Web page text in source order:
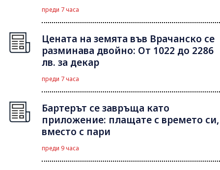
преди 7 часа
Цената на земята във Врачанско се
разминава двойно: От 1022 до 2286
лв. за декар
преди 7 часа
Бартерът се завръща като
приложение: плащате с времето си,
вместо с пари
преди 9 часа